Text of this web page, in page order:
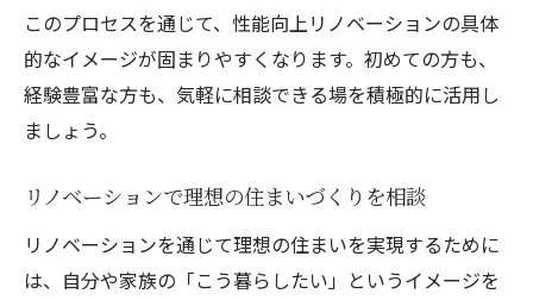
このプロセスを通じて、性能向上リノベーションの具体
的なイメージが固まりやすくなります。初めての方も、
経験豊富な方も、気軽に相談できる場を積極的に活用し
ましょう。
リノベーションで理想の住まいづくりを相談
リノベーションを通じて理想の住まいを実現するために
は、自分や家族の「こう暮らしたい」というイメージを